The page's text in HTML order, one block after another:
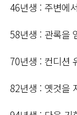
46년생 : 주변에
58년생 : 관록을
70년생 : 컨디션
82년생 : 옛것을